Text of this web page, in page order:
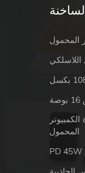
المحمول
المحمول